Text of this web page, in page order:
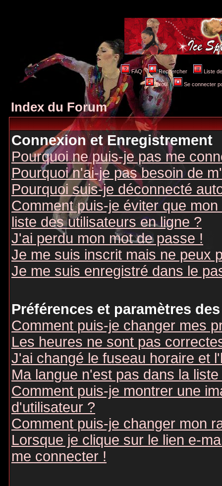
FAQ Rechercher Liste
Profil Se connecter
Index du Forum
Connexion et Enregistrement
Pourquoi ne puis-je pas me
Pourquoi n'ai-je pas besoin de
Pourquoi suis-je déconnecté
Comment puis-je éviter que
liste des utilisateurs en ligne ?
J'ai perdu mon mot de passe !
Je me suis inscrit mais ne peux
Je me suis enregistré dans le
Préférences et paramètres
Comment puis-je changer mes
Les heures ne sont pas
J'ai changé le fuseau horaire et
Ma langue n'est pas dans la liste
Comment puis-je montrer une
d'utilisateur ?
Comment puis-je changer mon
Lorsque je clique sur le lien e-
me connecter !